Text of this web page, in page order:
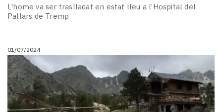
L'home va ser traslladat en estat lleu a l’Hospital del
Pallars de Tremp
01/07/2024